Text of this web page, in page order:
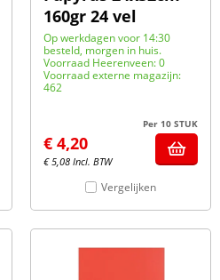
160gr 24 vel
Op werkdagen voor 14:30
besteld, morgen in huis.
Voorraad Heerenveen: 0
Voorraad externe magazijn:
462
Per 10 STUK
€ 4,20
€5,08 Incl. BTW
Vergelijken